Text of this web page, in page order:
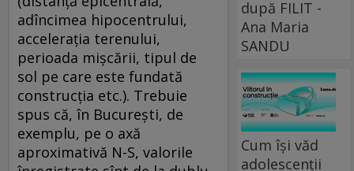
adîncimea hipocentrului,
acceleraţia terenului,
perioada mişcării, tipul de
sol pe care este fundată
construcţia etc.). Trebuie
spus că, în Bucureşti, de
exemplu, pe o axă
aproximativă N-S, valorile
după FILIT -
Ana Maria
SANDU
Cum își văd
adolescenții